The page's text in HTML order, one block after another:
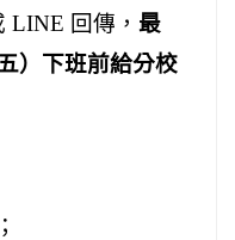
LINE 回傳， 最
）下班前給分校